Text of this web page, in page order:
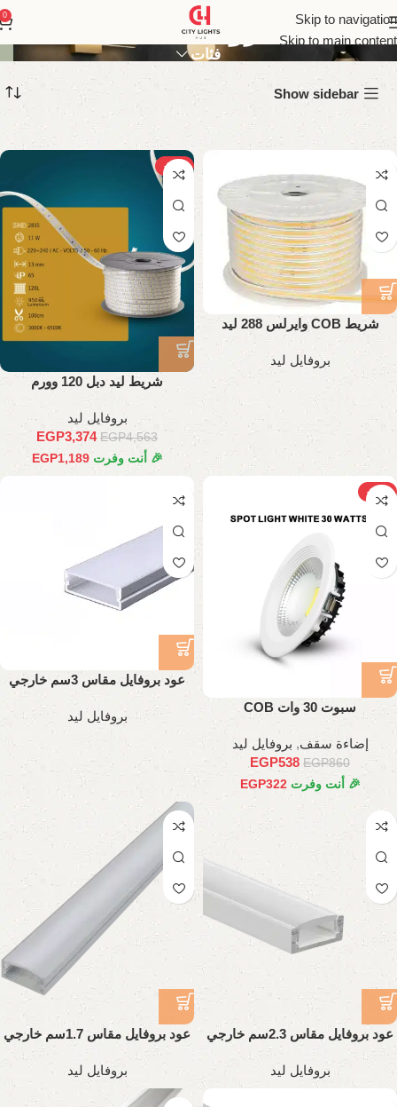
Skip to navigation
Skip to main content
0 بروفايل ليد
فئات
Show sidebar
شريط COB وايرلس 288 ليد
بروفايل ليد
-26%
شريط ليد دبل 120 وورم
بروفايل ليد
EGP4,563
EGP3,374
🎉 أنت وفرت EGP1,189
-37%
سبوت 30 وات COB
إضاءة سقف, بروفايل ليد
EGP860
EGP538
🎉 أنت وفرت EGP322
عود بروفايل مقاس 3سم خارجي
بروفايل ليد
عود بروفايل مقاس 2.3سم خارجي
بروفايل ليد
عود بروفايل مقاس 1.7سم خارجي
بروفايل ليد